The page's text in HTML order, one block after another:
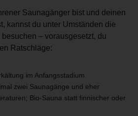
Saunagänger bist und deinen
kannst du unter Umständen die
– vorausgesetzt, du
Ratschläge:
im Anfangsstadium
zwei Saunagänge und eher
Bio-Sauna statt finnischer oder